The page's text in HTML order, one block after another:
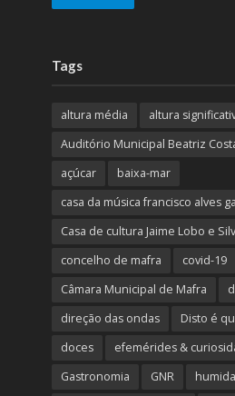
Tags
altura média altura
Auditório Municipal Beatriz
açúcar
baixa-mar
casa da música francisco alves
Casa de cultura Jaime Lobo e
concelho de mafra
covid-19
Câmara Municipal de Mafra
direção das ondas
Disto é
doces
efemérides &
Gastronomia
GNR